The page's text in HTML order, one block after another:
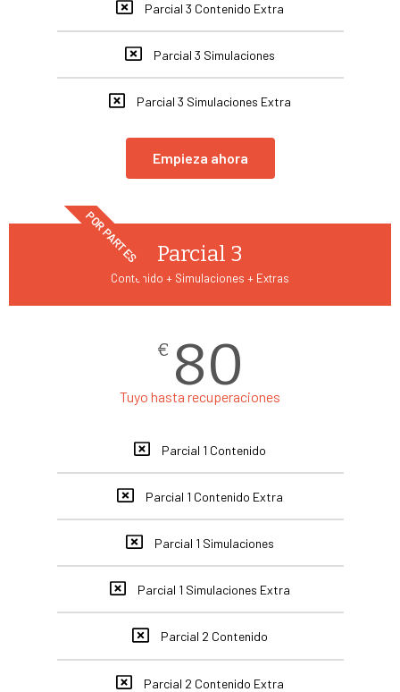
Parcial 3 Contenido Extra
Parcial 3 Simulaciones
Parcial 3 Simulaciones Extra
Empieza ahora
POR PARTES Parcial 3
Contenido + Simulaciones + Extras
€ 80
Tuyo hasta recuperaciones
Parcial 1 Contenido
Parcial 1 Contenido Extra
Parcial 1 Simulaciones
Parcial 1 Simulaciones Extra
Parcial 2 Contenido
Parcial 2 Contenido Extra